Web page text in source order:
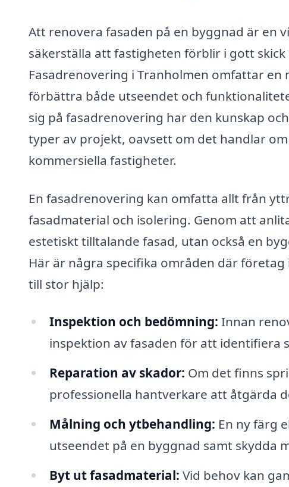
Att renovera fasaden på en byggnad är en
säkerställa att fastigheten förblir i gott
Fasadrenovering i Tranholmen omfattar
förbättra både utseendet och
sig på fasadrenovering har den kunskap
typer av projekt, oavsett om det handlar
kommersiella fastigheter.
En fasadrenovering kan omfatta allt från
fasadmaterial och isolering. Genom att
estetiskt tilltalande fasad, utan också en
Här är några specifika områden där
till stor hjälp:
Inspektion och bedömning: Innan
inspektion av fasaden för att identifiera
Reparation av skador: Om det finns
professionella hantverkare att åtgärda
Målning och ytbehandling: En ny färg
utseendet på en byggnad samt skydda
Byt ut fasadmaterial: Vid behov kan